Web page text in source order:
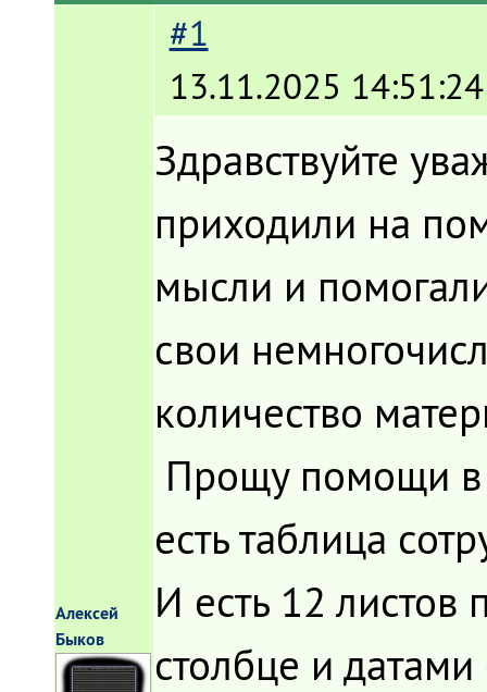
Алексей
Быков
#1
13.11.2025 14:51:24
Здравствуйте
приходили на
мысли и
свои
количество
Прощу помощи в
есть таблица
И есть 12 листов
столбце и